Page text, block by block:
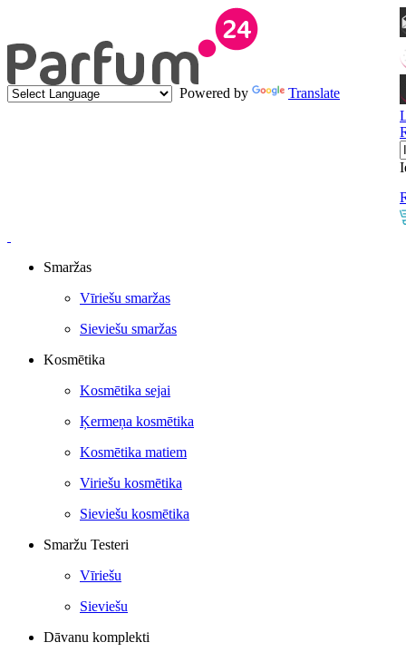
Powered by
Translate
Smaržas
Vīriešu smaržas
Sieviešu smaržas
Kosmētika
Kosmētika sejai
Ķermeņa kosmētika
Kosmētika matiem
Viriešu kosmētika
Sieviešu kosmētika
Smaržu Testeri
Vīriešu
Sieviešu
Dāvanu komplekti